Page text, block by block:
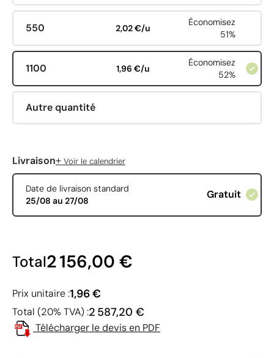
550 2,02 €/u
Économisez
51%
1100 1,96 €/u
Économisez
52%
Autre quantité
Livraison+ Voir le calendrier
Date de livraison standard
25/08 au 27/08
Gratuit
Total2 156,00 €
Prix unitaire :1,96 €
Total (20% TVA) :2 587,20 €
Télécharger le devis en PDF